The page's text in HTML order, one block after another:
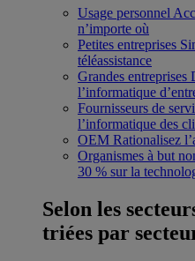
Usage personnel
n’importe où
Petites entreprises
téléassistance
Grandes entreprises
l’informatique
Fournisseurs de
l’informatique des
OEM Rationalisez
Organismes à but
30 % sur la
Selon les
triées par